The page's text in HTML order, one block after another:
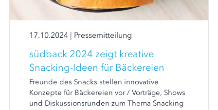
17.10.2024 | Pressemitteilung
südback 2024 zeigt kreative
Snacking-Ideen für Bäckereien
Freunde des Snacks stellen innovative
Konzepte für Bäckereien vor / Vorträge, Shows
und Diskussionsrunden zum Thema Snacking